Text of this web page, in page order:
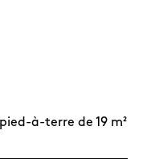
à-terre de 19 m²